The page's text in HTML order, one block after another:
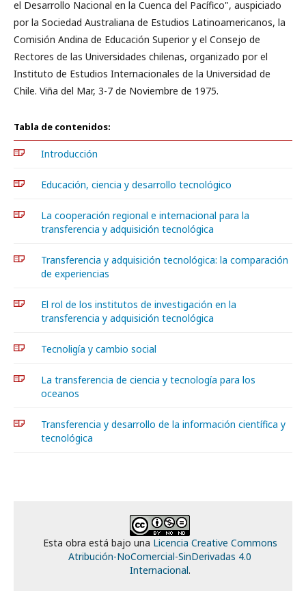
el Desarrollo Nacional en la Cuenca del Pacífico", auspiciado
por la Sociedad Australiana de Estudios Latinoamericanos, la
Comisión Andina de Educación Superior y el Consejo de
Rectores de las Universidades chilenas, organizado por el
Instituto de Estudios Internacionales de la Universidad de
Chile. Viña del Mar, 3-7 de Noviembre de 1975.
Tabla de contenidos:
Introducción
Educación, ciencia y desarrollo tecnológico
La cooperación regional e internacional para la
transferencia y adquisición tecnológica
Transferencia y adquisición tecnológica: la comparación
de experiencias
El rol de los institutos de investigación en la
transferencia y adquisición tecnológica
Tecnoligía y cambio social
La transferencia de ciencia y tecnología para los
oceanos
Transferencia y desarrollo de la información científica y
tecnológica
Esta obra está bajo una Licencia Creative Commons
Atribución-NoComercial-SinDerivadas 4.0
Internacional.